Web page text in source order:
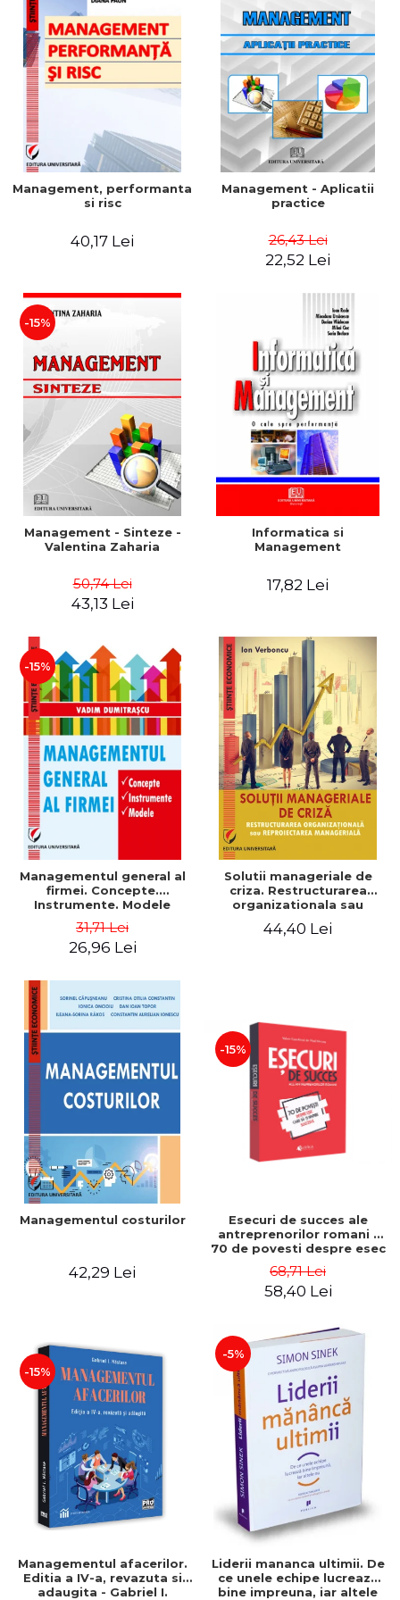
Management, performanta
si risc
40,17 Lei
Management - Aplicatii
practice
26,43 Lei
22,52 Lei
-15%
Management - Sinteze -
Valentina Zaharia
50,74 Lei
43,13 Lei
Informatica si
Management
17,82 Lei
-15%
Managementul general al
firmei. Concepte.
Instrumente. Modele
31,71 Lei
26,96 Lei
Solutii manageriale de
criza. Restructurarea
organizationala sau
44,40 Lei
Managementul costurilor
42,29 Lei
-15%
Esecuri de succes ale
antreprenorilor romani -
70 de povesti despre esec
68,71 Lei
58,40 Lei
-15%
Managementul afacerilor.
Editia a IV-a, revazuta si
adaugita - Gabriel I.
-5%
Liderii mananca ultimii. De
ce unele echipe lucreaza
bine impreuna, iar altele